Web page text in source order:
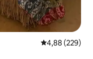
4,88 ud af 5 i
4,88 (229)